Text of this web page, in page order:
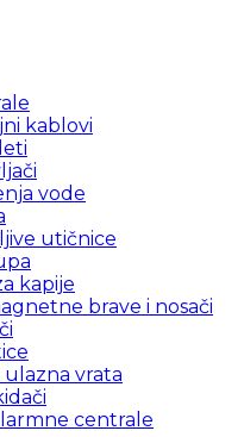
kablovi
vode
utičnice
kapije
brave i nosači
ulazna vrata
centrale